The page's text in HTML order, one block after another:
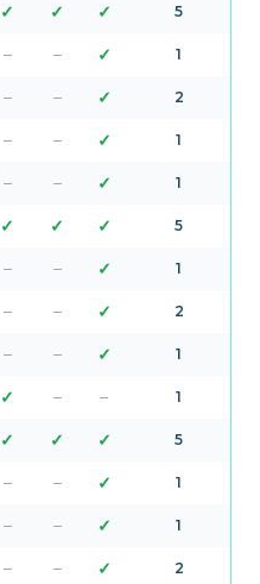
✓ ✓ ✓ 5
– – ✓ 1
– – ✓ 2
– – ✓ 1
– – ✓ 1
✓ ✓ ✓ 5
– – ✓ 1
– – ✓ 2
– – ✓ 1
✓ – – 1
✓ ✓ ✓ 5
– – ✓ 1
– – ✓ 1
– – ✓ 2